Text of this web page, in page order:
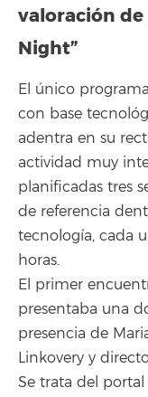
valoración
Night”
El único
con base
adentra en su
actividad muy
planificadas tres
de referencia
tecnología, cada
horas.
El primer
presentaba una
presencia de
Linkovery y
Se trata del